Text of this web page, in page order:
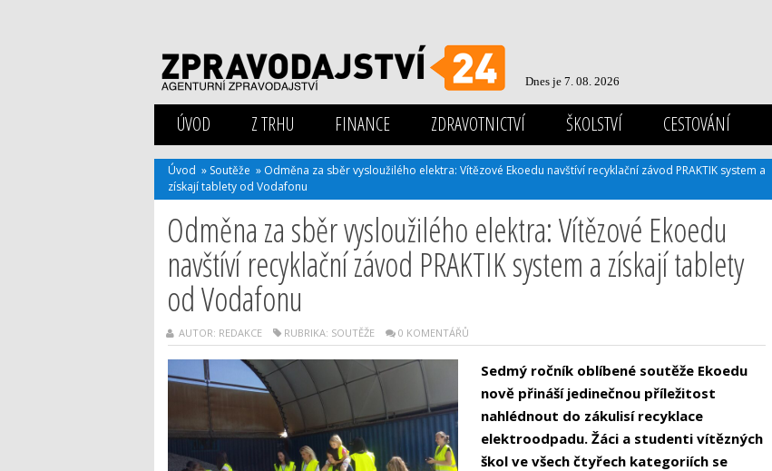
Dnes je 7. 08. 2026
ÚVOD Z TRHU FINANCE ZDRAVOTNICTVÍ ŠKOLSTVÍ CESTOVÁNÍ
Úvod » Soutěže » Odměna za sběr vysloužilého elektra: Vítězové Ekoedu navštíví recyklační závod PRAKTIK system a
získají tablety od Vodafonu
Odměna za sběr vysloužilého elektra: Vítězové Ekoedu
navštíví recyklační závod PRAKTIK system a získají tablety
od Vodafonu
AUTOR: REDAKCE RUBRIKA: SOUTĚŽE 0 KOMENTÁŘŮ
Sedmý ročník oblíbené soutěže Ekoedu
nově přináší jedinečnou příležitost
nahlédnout do zákulisí recyklace
elektroodpadu. Žáci a studenti vítězných
škol ve všech čtyřech kategoriích se